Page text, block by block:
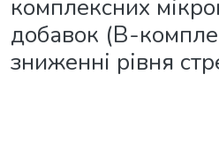
комплексних
добавок (B-
зниженні рівня